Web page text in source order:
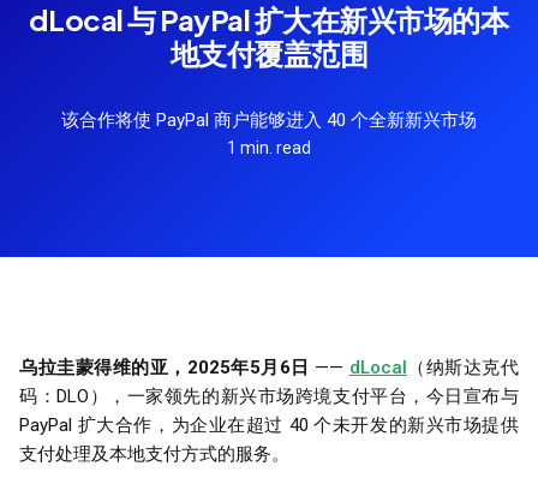
dLocal 与 PayPal 扩大在新兴市场的本
地支付覆盖范围
该合作将使 PayPal 商户能够进入 40 个全新新兴市场
1 min. read
乌拉圭蒙得维的亚，2025年5月6日 —— dLocal （纳斯达克代
码：DLO），一家领先的新兴市场跨境支付平台，今日宣布与
PayPal 扩大合作，为企业在超过 40 个未开发的新兴市场提供
支付处理及本地支付方式的服务。